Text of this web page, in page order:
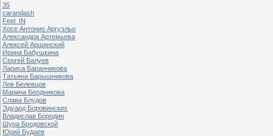
35
carandash
Feel_IN
Хосе Антонио Аргуэльо
Александра Артемьева
Алексей Аршинский
Ирина Бабушкина
Сергей Балуев
Лариса Баранникова
Татьяна Барышникова
Лев Белевцов
Марина Бердникова
Слава Блудов
Эдуард Боровинских
Владислав Бородин
Шура Бродовской
Юрий Будаев